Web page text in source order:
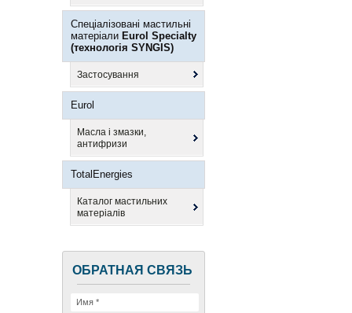
Спеціалізовані мастильні
матеріали Eurol Specialty
(технологія SYNGIS)
Застосування
Eurol
Масла і змазки,
антифризи
TotalEnergies
Каталог мастильних
матеріалів
ОБРАТНАЯ СВЯЗЬ